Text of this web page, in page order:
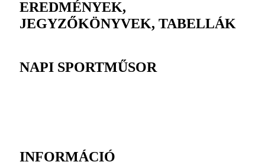
EREDMÉNYEK,
JEGYZŐKÖNYVEK, TABELLÁK
NAPI SPORTMŰSOR
INFORMÁCIÓ